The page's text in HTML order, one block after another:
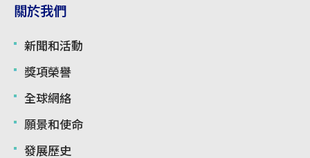
關於我們
新聞和活動
獎項榮譽
全球網絡
願景和使命
發展歷史